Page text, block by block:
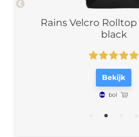
Rains Velcro
black
Bekijk
bol